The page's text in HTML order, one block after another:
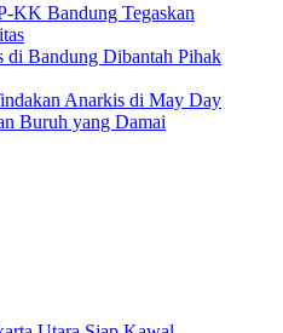
KK Bandung Tegaskan
di Bandung Dibantah Pihak
Anarkis di May Day
Buruh yang Damai